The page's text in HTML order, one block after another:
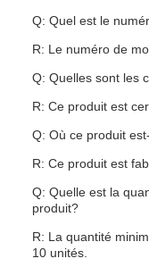
Q: Quel est le
R: Le numéro de
Q: Quelles sont les
R: Ce produit est
Q: Où ce produit
R: Ce produit est
Q: Quelle est la
produit?
R: La quantité
10 unités.